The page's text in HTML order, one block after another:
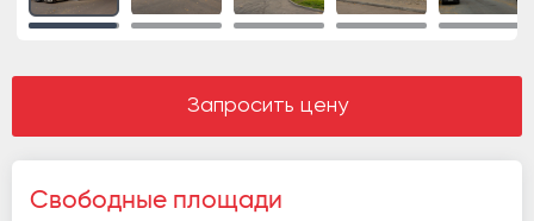
Запросить цену
Свободные площади